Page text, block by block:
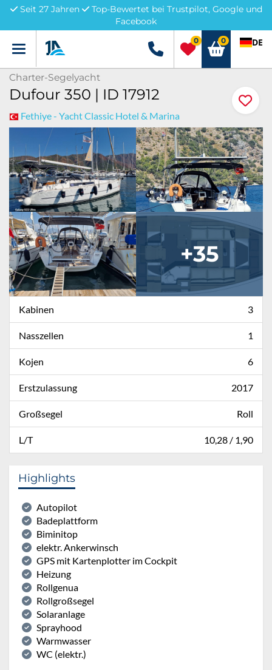
Seit 27 Jahren
Top-Bewertet bei Trustpilot, Google und
Facebook
Menü +49 5741 3222690
0 0 DE
Charter-Segelyacht
Dufour 350 | ID 17912
Fethiye - Yacht Classic Hotel & Marina
+35
Kabinen 3
Nasszellen 1
Kojen 6
Erstzulassung 2017
Großsegel Roll
L/T 10,28 / 1,90
Highlights
Autopilot
Badeplattform
Biminitop
elektr. Ankerwinsch
GPS mit Kartenplotter im Cockpit
Heizung
Rollgenua
Rollgroßsegel
Solaranlage
Sprayhood
Warmwasser
WC (elektr.)